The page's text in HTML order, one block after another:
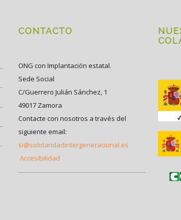
CONTACTO
ONG con Implantación estatal.
Sede Social
C/Guerrero Julián Sánchez, 1
49017 Zamora
Contacte con nosotros a través del
siguiente email:
si@solidaridadintergeneracional.es
Accesibilidad